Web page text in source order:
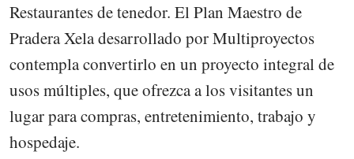
Restaurantes de tenedor. El Plan Maestro de
Pradera Xela desarrollado por Multiproyectos
contempla convertirlo en un proyecto integral de
usos múltiples, que ofrezca a los visitantes un
lugar para compras, entretenimiento, trabajo y
hospedaje.